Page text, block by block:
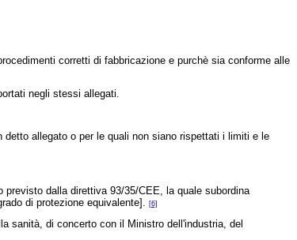
corretti di fabbricazione e purchè sia conforme alle
negli stessi allegati.
allegato o per le quali non siano rispettati i limiti e le
previsto dalla direttiva 93/35/CEE, la quale subordina
di protezione equivalente]. [6]
sanità, di concerto con il Ministro dell'industria, del